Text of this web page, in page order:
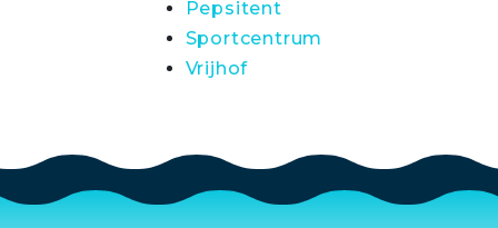
Pepsitent
Sportcentrum
Vrijhof